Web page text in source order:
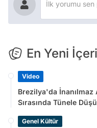
En Yeni
Video
Brezilya'da
Sırasında Tünele
Genel Kültür